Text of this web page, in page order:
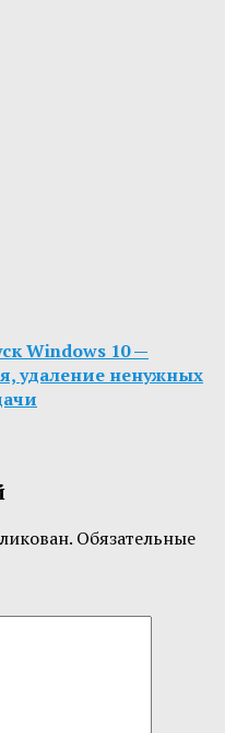
Windows 10 —
удаление ненужных
Обязательные